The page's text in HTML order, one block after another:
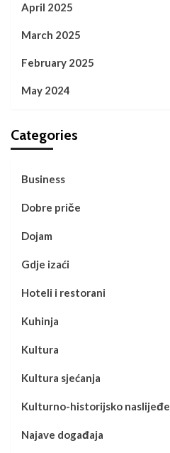
April 2025
March 2025
February 2025
May 2024
Categories
Business
Dobre priče
Dojam
Gdje izaći
Hoteli i restorani
Kuhinja
Kultura
Kultura sjećanja
Kulturno-historijsko naslijeđe
Najave događaja